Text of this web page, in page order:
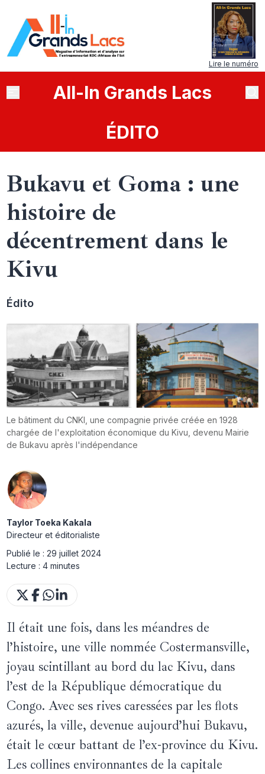
Lire le numéro
All-In Grands Lacs
ÉDITO
Bukavu et Goma : une
histoire de
décentrement dans le
Kivu
Édito
Le bâtiment du CNKI, une compagnie privée créée en 1928
chargée de l'exploitation économique du Kivu, devenu Mairie
de Bukavu après l'indépendance
Taylor Toeka Kakala
Directeur et éditorialiste
Publié le :29 juillet 2024
Lecture :4 minutes
Il était une fois, dans les méandres de
l’histoire, une ville nommée Costermansville,
joyau scintillant au bord du lac Kivu, dans
l’est de la République démocratique du
Congo. Avec ses rives caressées par les flots
azurés, la ville, devenue aujourd’hui Bukavu,
était le cœur battant de l’ex-province du Kivu.
Les collines environnantes de la capitale